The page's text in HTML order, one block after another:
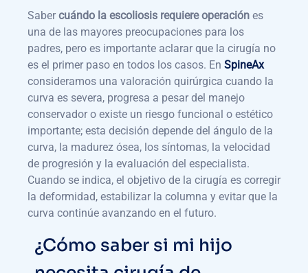
Saber cuándo la escoliosis requiere operación es
una de las mayores preocupaciones para los
padres, pero es importante aclarar que la cirugía no
es el primer paso en todos los casos. En SpineAx
consideramos una valoración quirúrgica cuando la
curva es severa, progresa a pesar del manejo
conservador o existe un riesgo funcional o estético
importante; esta decisión depende del ángulo de la
curva, la madurez ósea, los síntomas, la velocidad
de progresión y la evaluación del especialista.
Cuando se indica, el objetivo de la cirugía es corregir
la deformidad, estabilizar la columna y evitar que la
curva continúe avanzando en el futuro.
¿Cómo saber si mi hijo